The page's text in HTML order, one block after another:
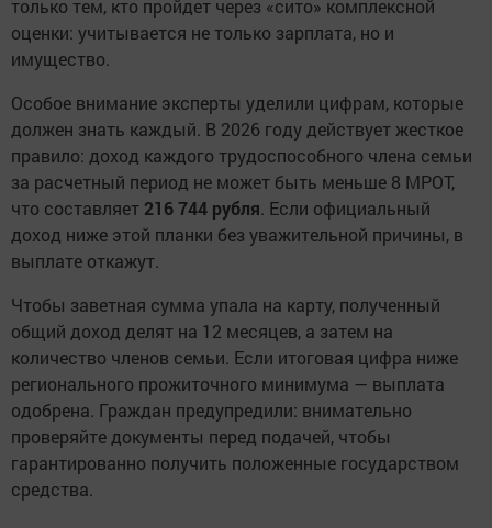
только тем, кто пройдет через «сито» комплексной
оценки: учитывается не только зарплата, но и
имущество.
Особое внимание эксперты уделили цифрам, которые
должен знать каждый. В 2026 году действует жесткое
правило: доход каждого трудоспособного члена семьи
за расчетный период не может быть меньше 8 МРОТ,
что составляет 216 744 рубля. Если официальный
доход ниже этой планки без уважительной причины, в
выплате откажут.
Чтобы заветная сумма упала на карту, полученный
общий доход делят на 12 месяцев, а затем на
количество членов семьи. Если итоговая цифра ниже
регионального прожиточного минимума — выплата
одобрена. Граждан предупредили: внимательно
проверяйте документы перед подачей, чтобы
гарантированно получить положенные государством
средства.